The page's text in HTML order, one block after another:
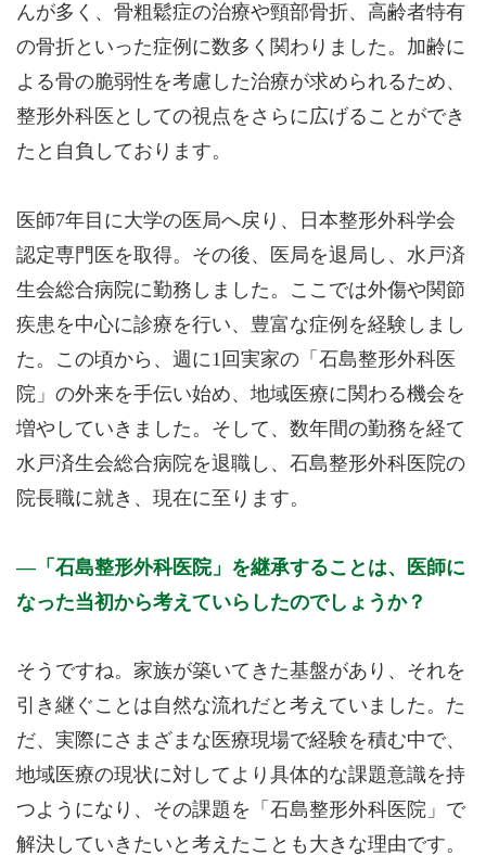
んが多く、骨粗鬆症の治療や頸部骨折、高齢者特有
の骨折といった症例に数多く関わりました。加齢に
よる骨の脆弱性を考慮した治療が求められるため、
整形外科医としての視点をさらに広げることができ
たと自負しております。
医師7年目に大学の医局へ戻り、日本整形外科学会
認定専門医を取得。その後、医局を退局し、水戸済
生会総合病院に勤務しました。ここでは外傷や関節
疾患を中心に診療を行い、豊富な症例を経験しまし
た。この頃から、週に1回実家の「石島整形外科医
院」の外来を手伝い始め、地域医療に関わる機会を
増やしていきました。そして、数年間の勤務を経て
水戸済生会総合病院を退職し、石島整形外科医院の
院長職に就き、現在に至ります。
「石島整形外科医院」を継承することは、医師に
なった当初から考えていらしたのでしょうか？
そうですね。家族が築いてきた基盤があり、それを
引き継ぐことは自然な流れだと考えていました。た
だ、実際にさまざまな医療現場で経験を積む中で、
地域医療の現状に対してより具体的な課題意識を持
つようになり、その課題を「石島整形外科医院」で
解決していきたいと考えたことも大きな理由です。